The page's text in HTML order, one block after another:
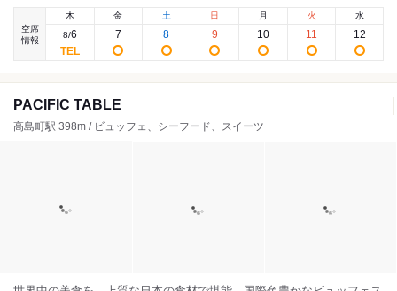
空席
情報
木
8/6
金
7
土
8
日
9
月
10
火
11
水
12
PACIFIC TABLE
高島町駅 398m / ビュッフェ、シーフード、スイーツ